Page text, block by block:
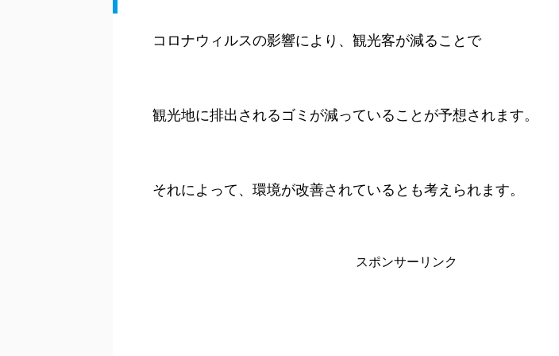
コロナウィルスの影響により、観光客が減ることで
観光地に排出されるゴミが減っていることが予想されます。
それによって、環境が改善されているとも考えられます。
スポンサーリンク